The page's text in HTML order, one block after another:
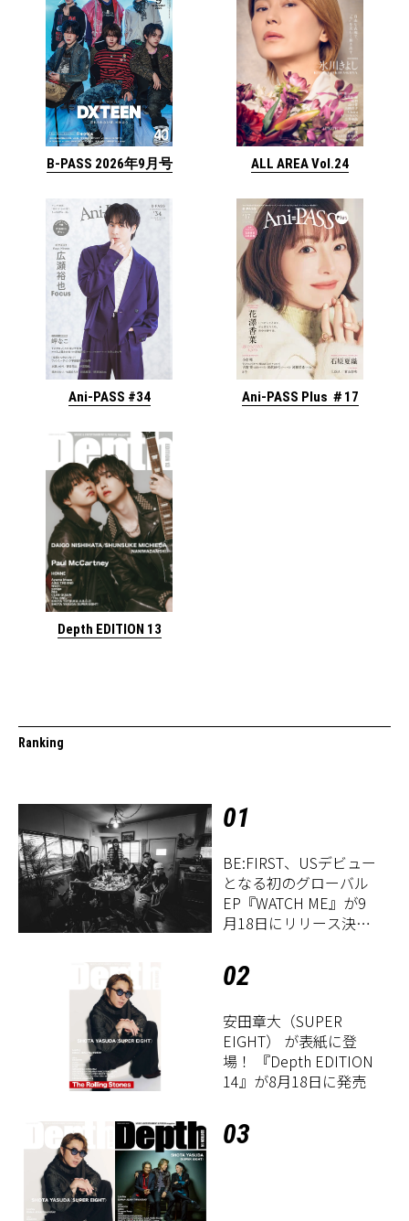
B-PASS 2026年9月号 ALL AREA Vol.24
Ani-PASS #34 Ani-PASS Plus ＃17
Depth EDITION 13
Ranking
01
BE:FIRST、USデビュー
となる初のグローバル
EP『WATCH ME』が9
月18日にリリース決
02
安田章大（SUPER
EIGHT） が表紙に登
場！ 『Depth EDITION
14』が8月18日に発売
03